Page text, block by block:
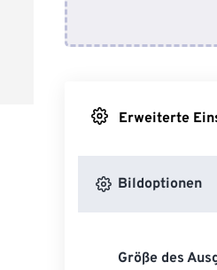
Erweiterte
Bildoptionen
Größe des